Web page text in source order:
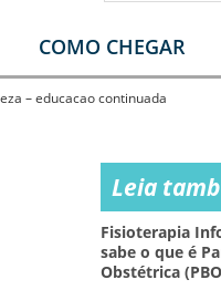
COMO CHEGAR
– educacao continuada
Leia
Fisioterapia
sabe o que é
Obstétrica